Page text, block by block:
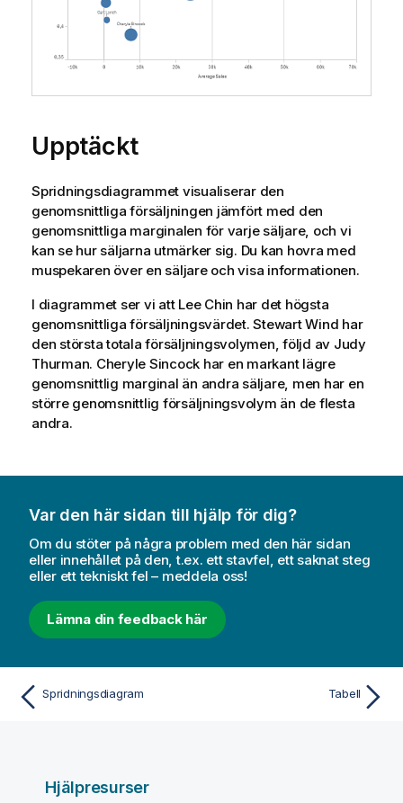
Upptäckt
Spridningsdiagrammet visualiserar den
genomsnittliga försäljningen jämfört med den
genomsnittliga marginalen för varje säljare, och vi
kan se hur säljarna utmärker sig. Du kan hovra med
muspekaren över en säljare och visa informationen.
I diagrammet ser vi att Lee Chin har det högsta
genomsnittliga försäljningsvärdet.Stewart Wind har
den största totala försäljningsvolymen, följd av Judy
Thurman. Cheryle Sincock har en markant lägre
genomsnittlig marginal än andra säljare, men har en
större genomsnittlig försäljningsvolym än de flesta
andra.
Var den här sidan till hjälp för dig?
Om du stöter på några problem med den här sidan
eller innehållet på den, t.ex. ett stavfel, ett saknat steg
eller ett tekniskt fel – meddela oss!
Lämna din feedback här
Spridningsdiagram Tabell
Hjälpresurser